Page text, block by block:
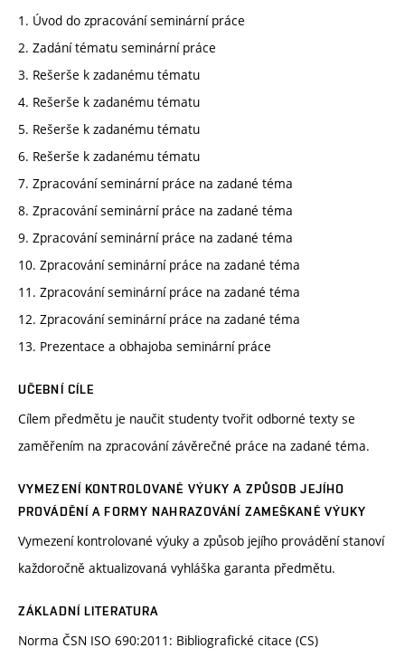
1. Úvod do zpracování seminární práce
2. Zadání tématu seminární práce
3. Rešerše k zadanému tématu
4. Rešerše k zadanému tématu
5. Rešerše k zadanému tématu
6. Rešerše k zadanému tématu
7. Zpracování seminární práce na zadané téma
8. Zpracování seminární práce na zadané téma
9. Zpracování seminární práce na zadané téma
10. Zpracování seminární práce na zadané téma
11. Zpracování seminární práce na zadané téma
12. Zpracování seminární práce na zadané téma
13. Prezentace a obhajoba seminární práce
UČEBNÍ CÍLE
Cílem předmětu je naučit studenty tvořit odborné texty se
zaměřením na zpracování závěrečné práce na zadané téma.
VYMEZENÍ KONTROLOVANÉ VÝUKY A ZPŮSOB JEJÍHO
PROVÁDĚNÍ A FORMY NAHRAZOVÁNÍ ZAMEŠKANÉ VÝUKY
Vymezení kontrolované výuky a způsob jejího provádění stanoví
každoročně aktualizovaná vyhláška garanta předmětu.
ZÁKLADNÍ LITERATURA
Norma ČSN ISO 690:2011: Bibliografické citace (CS)